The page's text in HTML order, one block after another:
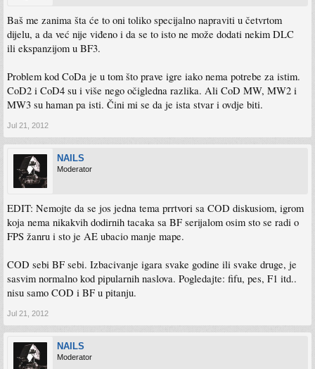
Baš me zanima šta će to oni toliko specijalno napraviti u četvrtom
dijelu, a da već nije viđeno i da se to isto ne može dodati nekim DLC
ili ekspanzijom u BF3.
Problem kod CoDa je u tom što prave igre iako nema potrebe za istim.
CoD2 i CoD4 su i više nego očigledna razlika. Ali CoD MW, MW2 i
MW3 su haman pa isti. Čini mi se da je ista stvar i ovdje biti.
Jul 21, 2012
NAILS
Moderator
EDIT: Nemojte da se jos jedna tema prrtvori sa COD diskusiom, igrom
koja nema nikakvih dodirnih tacaka sa BF serijalom osim sto se radi o
FPS žanru i sto je AE ubacio manje mape.
COD sebi BF sebi. Izbacivanje igara svake godine ili svake druge, je
sasvim normalno kod pipularnih naslova. Pogledajte: fifu, pes, F1 itd..
nisu samo COD i BF u pitanju.
Jul 21, 2012
NAILS
Moderator